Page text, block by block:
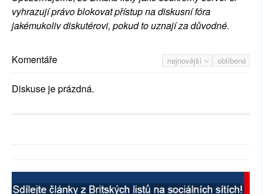
vyhrazují právo blokovat přístup na diskusní fóra
jakémukoliv diskutérovi, pokud to uznají za důvodné.
nejnovější oblíbené
Komentáře
Diskuse je prázdná.